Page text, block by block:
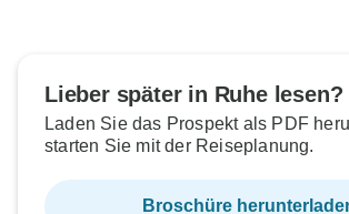
Lieber später in Ruhe lesen?
Laden Sie das Prospekt als PDF
starten Sie mit der Reiseplanung.
Broschüre